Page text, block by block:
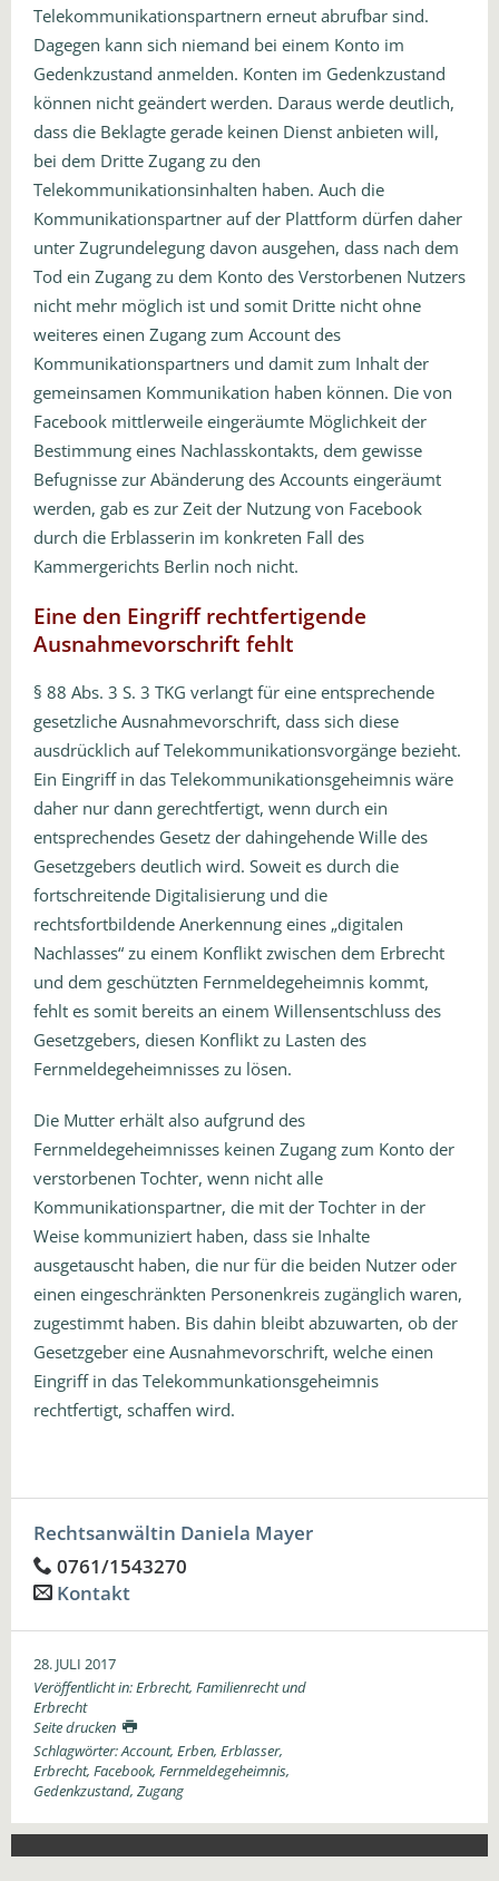
Telekommunikationspartnern erneut abrufbar sind.
Dagegen kann sich niemand bei einem Konto im
Gedenkzustand anmelden. Konten im Gedenkzustand
können nicht geändert werden. Daraus werde deutlich,
dass die Beklagte gerade keinen Dienst anbieten will,
bei dem Dritte Zugang zu den
Telekommunikationsinhalten haben. Auch die
Kommunikationspartner auf der Plattform dürfen daher
unter Zugrundelegung davon ausgehen, dass nach dem
Tod ein Zugang zu dem Konto des Verstorbenen Nutzers
nicht mehr möglich ist und somit Dritte nicht ohne
weiteres einen Zugang zum Account des
Kommunikationspartners und damit zum Inhalt der
gemeinsamen Kommunikation haben können. Die von
Facebook mittlerweile eingeräumte Möglichkeit der
Bestimmung eines Nachlasskontakts, dem gewisse
Befugnisse zur Abänderung des Accounts eingeräumt
werden, gab es zur Zeit der Nutzung von Facebook
durch die Erblasserin im konkreten Fall des
Kammergerichts Berlin noch nicht.
Eine den Eingriff rechtfertigende
Ausnahmevorschrift fehlt
§ 88 Abs. 3 S. 3 TKG verlangt für eine entsprechende
gesetzliche Ausnahmevorschrift, dass sich diese
ausdrücklich auf Telekommunikationsvorgänge bezieht.
Ein Eingriff in das Telekommunikationsgeheimnis wäre
daher nur dann gerechtfertigt, wenn durch ein
entsprechendes Gesetz der dahingehende Wille des
Gesetzgebers deutlich wird. Soweit es durch die
fortschreitende Digitalisierung und die
rechtsfortbildende Anerkennung eines „digitalen
Nachlasses“ zu einem Konflikt zwischen dem Erbrecht
und dem geschützten Fernmeldegeheimnis kommt,
fehlt es somit bereits an einem Willensentschluss des
Gesetzgebers, diesen Konflikt zu Lasten des
Fernmeldegeheimnisses zu lösen.
Die Mutter erhält also aufgrund des
Fernmeldegeheimnisses keinen Zugang zum Konto der
verstorbenen Tochter, wenn nicht alle
Kommunikationspartner, die mit der Tochter in der
Weise kommuniziert haben, dass sie Inhalte
ausgetauscht haben, die nur für die beiden Nutzer oder
einen eingeschränkten Personenkreis zugänglich waren,
zugestimmt haben. Bis dahin bleibt abzuwarten, ob der
Gesetzgeber eine Ausnahmevorschrift, welche einen
Eingriff in das Telekommunkationsgeheimnis
rechtfertigt, schaffen wird.
Rechtsanwältin Daniela Mayer
0761/1543270
Kontakt
28. JULI 2017
Veröffentlicht in:Erbrecht, Familienrecht und
Erbrecht
Seite drucken
Schlagwörter:Account, Erben, Erblasser,
Erbrecht, Facebook, Fernmeldegeheimnis,
Gedenkzustand, Zugang